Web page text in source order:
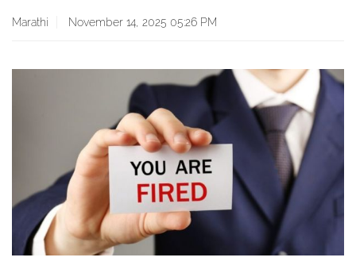
Marathi November 14, 2025 05:26 PM